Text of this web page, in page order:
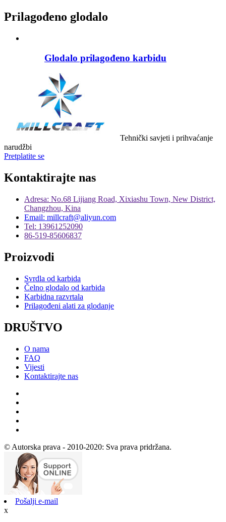
Prilagođeno glodalo
Glodalo prilagođeno karbidu
Tehnički savjeti i prihvaćanje
narudžbi
Pretplatite se
Kontaktirajte nas
Adresa: No.68 Lijiang Road, Xixiashu Town, New District,
Changzhou, Kina
Email: millcraft@aliyun.com
Tel: 13961252090
86-519-85606837
Proizvodi
Svrdla od karbida
Čelno glodalo od karbida
Karbidna razvrtala
Prilagođeni alati za glodanje
DRUŠTVO
O nama
FAQ
Vijesti
Kontaktirajte nas
© Autorska prava - 2010-2020: Sva prava pridržana.
Pošalji e-mail
x